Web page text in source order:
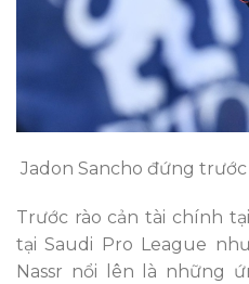
Jadon Sancho đứng
Trước rào cản tài chính
tại Saudi Pro League
Nassr nổi lên là những